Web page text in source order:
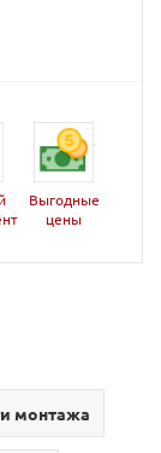
Выгодные
цены
монтажа